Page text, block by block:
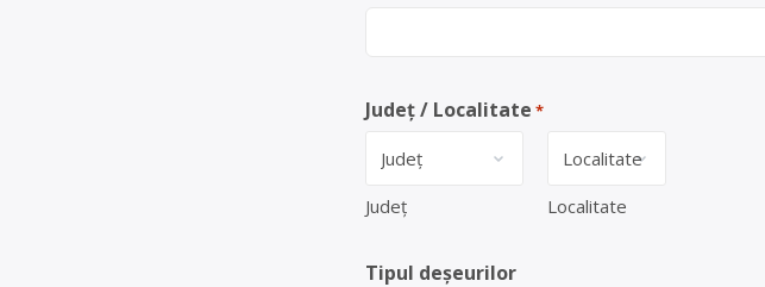
Județ / Localitate *
Județ Localitate
Tipul deșeurilor